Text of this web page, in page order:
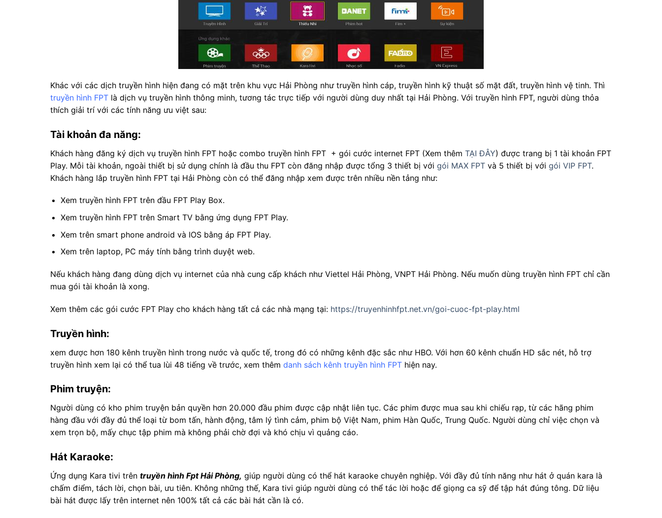
Khác với các dịch truyền hình hiện đang có mặt trên khu vực Hải Phòng như truyền hình cáp, truyền hình kỹ thuật số mặt đất, truyền hình vệ tinh. Thì
truyền hình FPT là dịch vụ truyền hình thông minh, tương tác trực tiếp với người dùng duy nhất tại Hải Phòng. Với truyền hình FPT, người dùng thỏa
thích giải trí với các tính năng ưu việt sau:
Tài khoản đa năng:
Khách hàng đăng ký dịch vụ truyền hình FPT hoặc combo truyền hình FPT + gói cước internet FPT (Xem thêm TẠI ĐÂY) được trang bị 1 tài khoản FPT
Play. Mỗi tài khoản, ngoài thiết bị sử dụng chính là đầu thu FPT còn đăng nhập được tổng 3 thiết bị với gói MAX FPT và 5 thiết bị với gói VIP FPT.
Khách hàng lắp truyền hình FPT tại Hải Phòng còn có thể đăng nhập xem được trên nhiều nền tảng như:
Xem truyền hình FPT trên đầu FPT Play Box.
Xem truyền hình FPT trên Smart TV bằng ứng dụng FPT Play.
Xem trên smart phone android và IOS bằng áp FPT Play.
Xem trên laptop, PC máy tính bằng trình duyệt web.
Nếu khách hàng đang dùng dịch vụ internet của nhà cung cấp khách như Viettel Hải Phòng, VNPT Hải Phòng. Nếu muốn dùng truyền hình FPT chỉ cần
mua gói tài khoản là xong.
Xem thêm các gói cước FPT Play cho khách hàng tất cả các nhà mạng tại: https://truyenhinhfpt.net.vn/goi-cuoc-fpt-play.html
Truyền hình:
xem được hơn 180 kênh truyền hình trong nước và quốc tế, trong đó có những kênh đặc sắc như HBO. Với hơn 60 kênh chuẩn HD sắc nét, hỗ trợ
truyền hình xem lại có thể tua lùi 48 tiếng về trước, xem thêm danh sách kênh truyền hình FPT hiện nay.
Phim truyện:
Người dùng có kho phim truyện bản quyền hơn 20.000 đầu phim được cập nhật liên tục. Các phim được mua sau khi chiếu rạp, từ các hãng phim
hàng đầu với đầy đủ thể loại từ bom tấn, hành động, tâm lý tình cảm, phim bộ Việt Nam, phim Hàn Quốc, Trung Quốc. Người dùng chỉ việc chọn và
xem trọn bộ, mấy chục tập phim mà không phải chờ đợi và khó chịu vì quảng cáo.
Hát Karaoke:
Ứng dụng Kara tivi trên truyền hình Fpt Hải Phòng, giúp người dùng có thể hát karaoke chuyên nghiệp. Với đầy đủ tính năng như hát ở quán kara là
chấm điểm, tách lời, chọn bài, ưu tiên. Không những thế, Kara tivi giúp người dùng có thể tác lời hoặc để giọng ca sỹ để tập hát đúng tông. Dữ liệu
bài hát được lấy trên internet nên 100% tất cả các bài hát cần là có.